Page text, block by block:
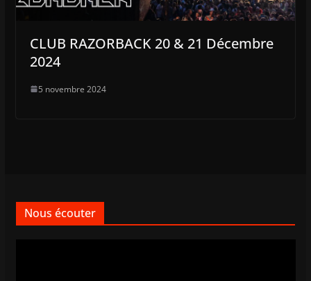
CLUB RAZORBACK 20 & 21 Décembre
2024
5 novembre 2024
Nous écouter